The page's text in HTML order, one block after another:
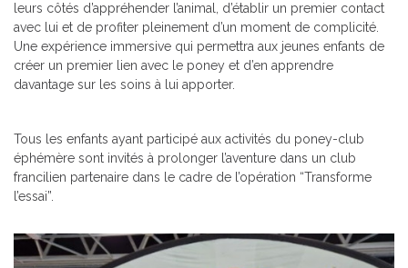
leurs côtés d’appréhender l’animal, d’établir un premier contact
avec lui et de profiter pleinement d’un moment de complicité.
Une expérience immersive qui permettra aux jeunes enfants de
créer un premier lien avec le poney et d’en apprendre
davantage sur les soins à lui apporter.
Tous les enfants ayant participé aux activités du poney-club
éphémère sont invités à prolonger l’aventure dans un club
francilien partenaire dans le cadre de l’opération “Transforme
l’essai”.